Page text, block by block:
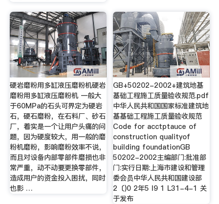
硬岩磨粉用多缸液压磨粉机硬岩
磨粉用多缸液压磨粉机 一般大
于60MPa的石头可界定为硬岩
石，硬石磨粉，在石料厂、砂石
厂，着实是一个让用户头痛的问
题，因为硬度较大，用一般的磨
粉机磨粉，影响磨粉效率不说，
而且对设备内部零部件磨损也非
常严重，动不动要更换零部件，
造成用户的资金投入困扰，同时
也影 …
GB+50202-2002+建筑地基
基础工程施工质量验收规范.pdf
中华人民共和国国家标准建筑地
基基础工程施工质量验收规范
Code for acctptauce of
construction qualityof
building foundationGB
50202-2002主编部门:批准部
门:实行日期:上海市建设和管理
委会员中华人民共和国建设部
2〔)0 2年5 I9 1 L31-4-1 关
于发布